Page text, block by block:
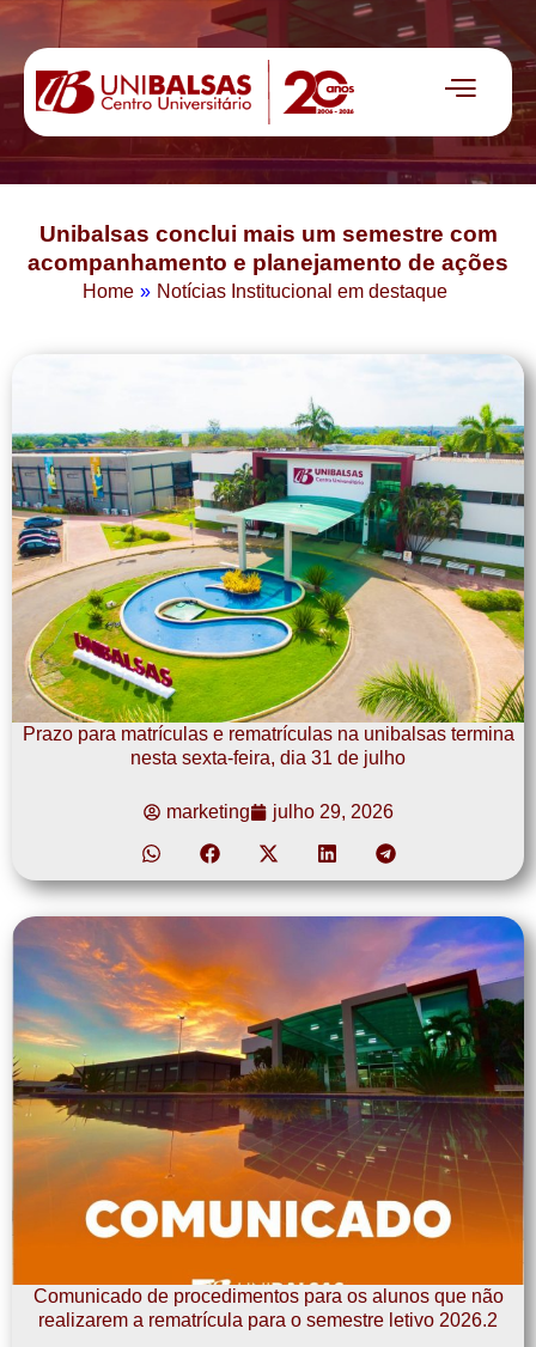
Unibalsas conclui mais um semestre com
acompanhamento e planejamento de ações
Home » Notícias Institucional em destaque
Prazo para matrículas e rematrículas na unibalsas termina
nesta sexta-feira, dia 31 de julho
marketing julho 29, 2026
Comunicado de procedimentos para os alunos que não
realizarem a rematrícula para o semestre letivo 2026.2